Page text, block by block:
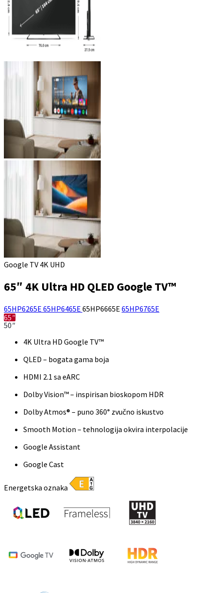
Google TV 4K UHD
65″ 4K Ultra HD QLED Google TV™
65HP6265E 65HP6465E 65HP6665E 65HP6765E
65″
50″
4K Ultra HD Google TV™
QLED – bogata gama boja
HDMI 2.1 sa eARC
Dolby Vision™ – inspirisan bioskopom HDR
Dolby Atmos® – puno 360° zvučno iskustvo
Smooth Motion – tehnologija okvira interpolacije
Google Assistant
Google Cast
Energetska oznaka